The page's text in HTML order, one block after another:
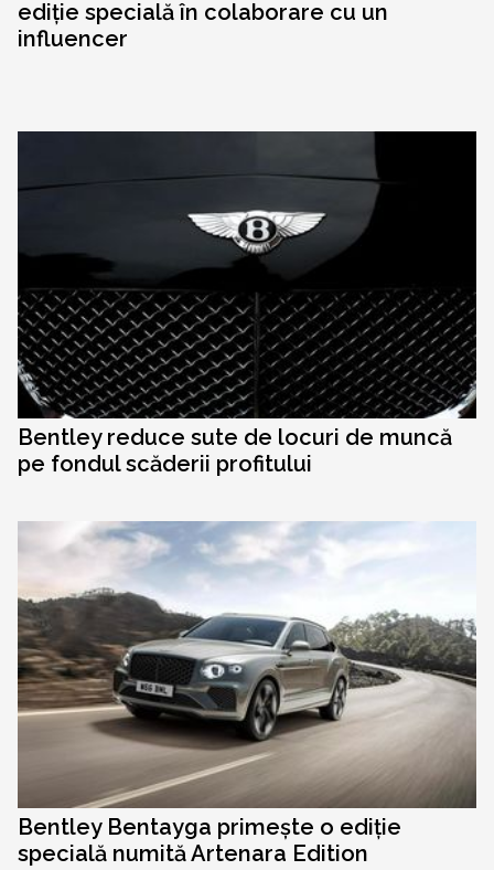
ediție specială în colaborare cu un
influencer
Bentley reduce sute de locuri de muncă
pe fondul scăderii profitului
Bentley Bentayga primește o ediție
specială numită Artenara Edition